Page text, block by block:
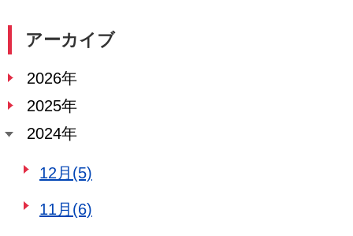
アーカイブ
2026年
2025年
2024年
12月(5)
11月(6)